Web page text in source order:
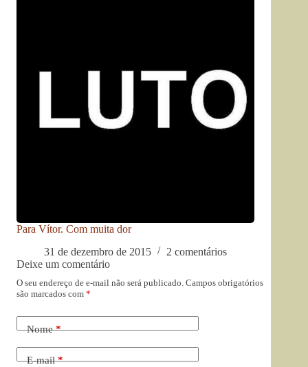
Para Vítor. Com muita dor
31 de dezembro de 2015
2 comentários
Deixe um comentário
O seu endereço de e-mail não será publicado. Campos obrigatórios
são marcados com *
Nome*
E-mail*